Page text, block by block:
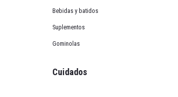
Bebidas y batidos
Suplementos
Gominolas
Cuidados